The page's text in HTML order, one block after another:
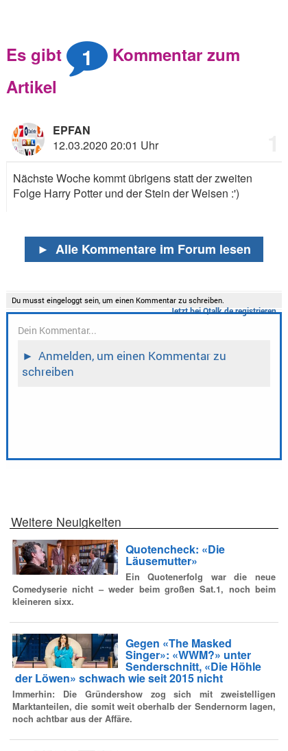
Es gibt 1
Kommentar zum
Artikel
EPFAN
12.03.2020 20:01 Uhr
Nächste Woche kommt übrigens statt der zweiten
Folge Harry Potter und der Stein der Weisen :')
► Alle Kommentare im Forum lesen
Weitere Neuigkeiten
Quotencheck: «Die
Läusemutter»
Ein Quotenerfolg war die neue
Comedyserie nicht – weder beim großen Sat.1, noch beim
kleineren sixx.
Gegen «The Masked
Singer»: «WWM?» unter
Senderschnitt, «Die Höhle
der Löwen» schwach wie seit 2015 nicht
Immerhin: Die Gründershow zog sich mit zweistelligen
Marktanteilen, die somit weit oberhalb der Sendernorm lagen,
noch achtbar aus der Affäre.